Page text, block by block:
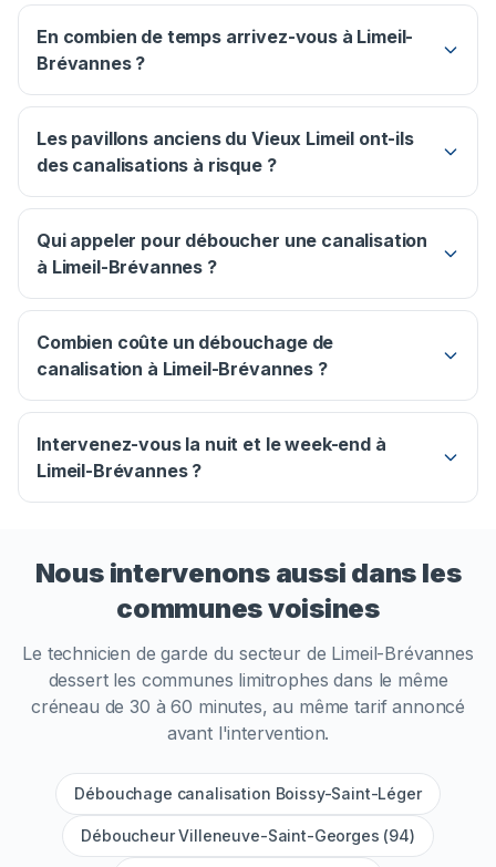
En combien de temps arrivez-vous à Limeil-
Brévannes ?
Les pavillons anciens du Vieux Limeil ont-ils
des canalisations à risque ?
Qui appeler pour déboucher une canalisation
à Limeil-Brévannes ?
Combien coûte un débouchage de
canalisation à Limeil-Brévannes ?
Intervenez-vous la nuit et le week-end à
Limeil-Brévannes ?
Nous intervenons aussi dans les
communes voisines
Le technicien de garde du secteur de Limeil-Brévannes
dessert les communes limitrophes dans le même
créneau de 30 à 60 minutes, au même tarif annoncé
avant l'intervention.
Débouchage canalisation Boissy-Saint-Léger
Déboucheur Villeneuve-Saint-Georges (94)